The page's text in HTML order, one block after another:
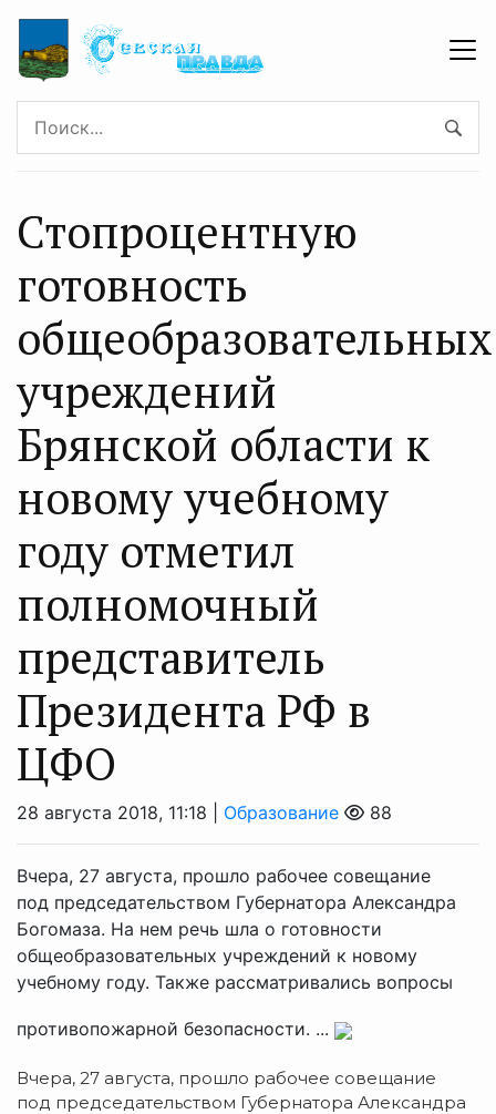
Стопроцентную
готовность
общеобразовательных
учреждений
Брянской области к
новому учебному
году отметил
полномочный
представитель
Президента РФ в
ЦФО
28 августа 2018, 11:18 | Образование 88
Вчера, 27 августа, прошло рабочее совещание
под председательством Губернатора Александра
Богомаза. На нем речь шла о готовности
общеобразовательных учреждений к новому
учебному году. Также рассматривались вопросы
противопожарной безопасности. ...
Вчера, 27 августа, прошло рабочее совещание
под председательством Губернатора Александра